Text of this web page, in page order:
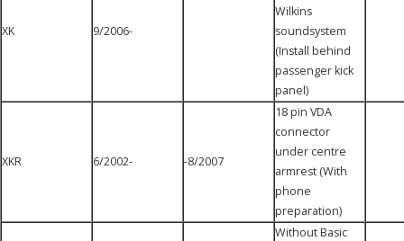
XK 9/2006-
Wilkins
soundsystem
(Install behind
passenger kick
panel)
XKR 6/2002- -8/2007
18 pin VDA
connector
under centre
armrest (With
phone
preparation)
Without Basic